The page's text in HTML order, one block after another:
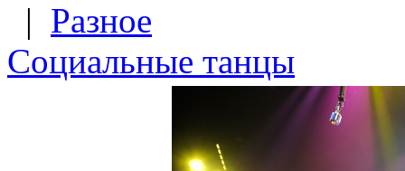
| Разное
Социальные танцы